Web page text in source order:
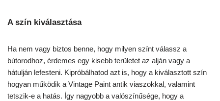
A szín kiválasztása
Ha nem vagy biztos benne, hogy milyen színt válassz a
bútorodhoz, érdemes egy kisebb területet az alján vagy a
hátulján lefesteni. Kipróbálhatod azt is, hogy a kiválasztott szín
hogyan működik a Vintage Paint antik viaszokkal, valamint
tetszik-e a hatás. Így nagyobb a valószínűsége, hogy a